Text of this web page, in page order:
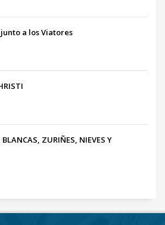
a los Viatores
BLANCAS, ZURIÑES, NIEVES Y